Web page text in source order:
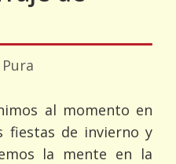
al momento en
fiestas de invierno y
la mente en la